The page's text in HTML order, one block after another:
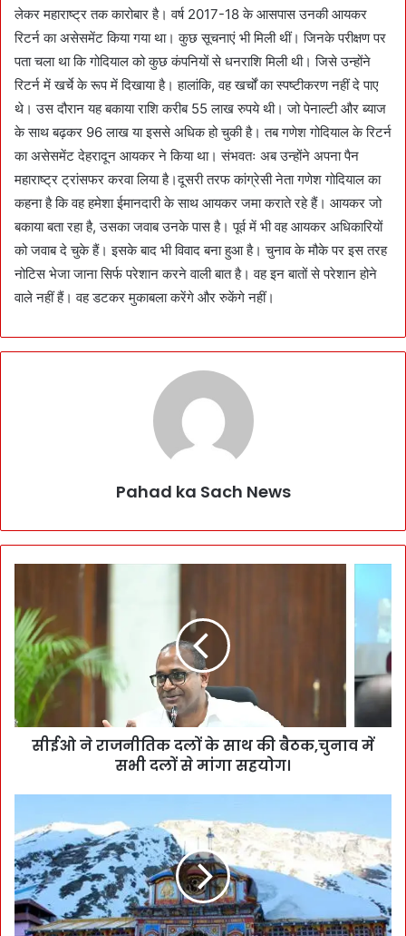
लेकर महाराष्ट्र तक कारोबार है। वर्ष 2017-18 के आसपास उनकी आयकर
रिटर्न का असेसमेंट किया गया था। कुछ सूचनाएं भी मिली थीं। जिनके परीक्षण पर
पता चला था कि गोदियाल को कुछ कंपनियों से धनराशि मिली थी। जिसे उन्होंने
रिटर्न में खर्चे के रूप में दिखाया है। हालांकि, वह खर्चों का स्पष्टीकरण नहीं दे पाए
थे। उस दौरान यह बकाया राशि करीब 55 लाख रुपये थी। जो पेनाल्टी और ब्याज
के साथ बढ़कर 96 लाख या इससे अधिक हो चुकी है। तब गणेश गोदियाल के रिटर्न
का असेसमेंट देहरादून आयकर ने किया था। संभवतः अब उन्होंने अपना पैन
महाराष्ट्र ट्रांसफर करवा लिया है।दूसरी तरफ कांग्रेसी नेता गणेश गोदियाल का
कहना है कि वह हमेशा ईमानदारी के साथ आयकर जमा कराते रहे हैं। आयकर जो
बकाया बता रहा है, उसका जवाब उनके पास है। पूर्व में भी वह आयकर अधिकारियों
को जवाब दे चुके हैं। इसके बाद भी विवाद बना हुआ है। चुनाव के मौके पर इस तरह
नोटिस भेजा जाना सिर्फ परेशान करने वाली बात है। वह इन बातों से परेशान होने
वाले नहीं हैं। वह डटकर मुकाबला करेंगे और रुकेंगे नहीं।
Pahad ka Sach News
सीईओ ने राजनीतिक दलों के साथ की बैठक,चुनाव में
सभी दलों से मांगा सहयोग।